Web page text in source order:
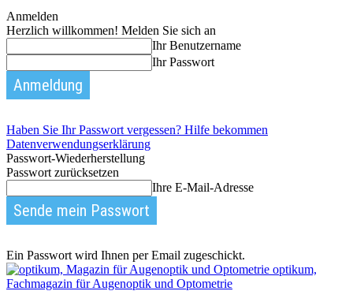
Anmelden
Herzlich willkommen! Melden Sie sich an
Ihr Benutzername
Ihr Passwort
Haben Sie Ihr Passwort vergessen? Hilfe bekommen
Datenverwendungserklärung
Passwort-Wiederherstellung
Passwort zurücksetzen
Ihre E-Mail-Adresse
Ein Passwort wird Ihnen per Email zugeschickt.
optikum,
Fachmagazin für Augenoptik und Optometrie